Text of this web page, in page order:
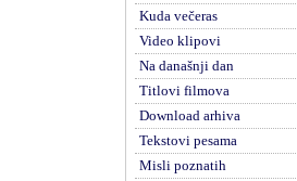
Kuda večeras
Video klipovi
Na današnji dan
Titlovi filmova
Download arhiva
Tekstovi pesama
Misli poznatih